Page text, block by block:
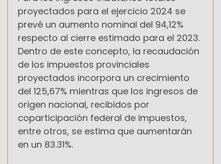
proyectados para el ejercicio 2024 se
prevé un aumento nominal del 94,12%
respecto al cierre estimado para el 2023.
Dentro de este concepto, la recaudación
de los impuestos provinciales
proyectados incorpora un crecimiento
del 125,67% mientras que los ingresos de
origen nacional, recibidos por
coparticipación federal de impuestos,
entre otros, se estima que aumentarán
en un 83.31%.